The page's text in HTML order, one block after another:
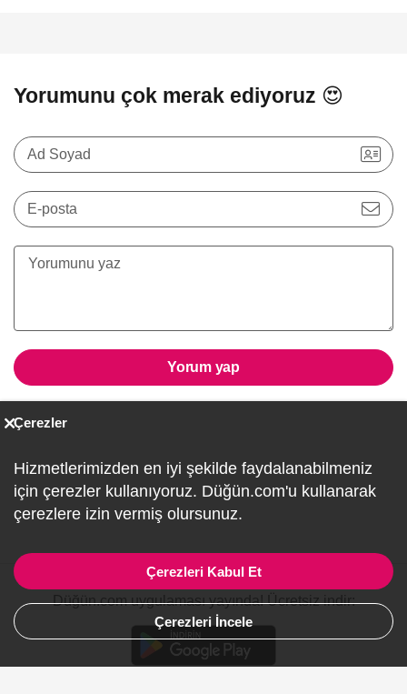
Yorumunu çok merak ediyoruz 😍
Ad Soyad
E-posta
Yorum yap
Düğün.com uygulaması yayında! Ücretsiz indir:
Çerezler
Hizmetlerimizden en iyi şekilde faydalanabilmeniz
için çerezler kullanıyoruz. Düğün.com'u kullanarak
çerezlere izin vermiş olursunuz.
Çerezleri Kabul Et
Çerezleri İncele